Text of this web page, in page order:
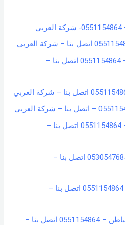
شركة تنظيف مكيفات بحائل – 0551154864 اتصل بنا –
شركة تنظيف مجالس بحائل – 0551154864 اتصل بنا –
شراء اثاث مستعمل بحائل – 0530547685 اتصل بنا –
شركة تنظيف مساجد بحائل – 0551154864 اتصل بنا –
شركة تنظيف مجالس بحفر الباطن – 0551154864 اتصل بنا –